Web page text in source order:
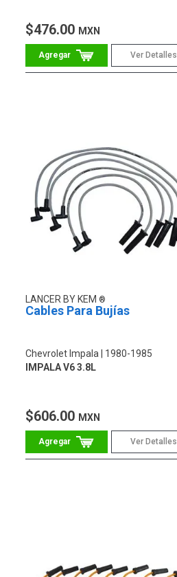
$476.00 MXN
Ver Detalles
LANCER BY KEM
Cables Para Bujías
Chevrolet Impala
1980-1985
IMPALA V6 3.8L
$606.00 MXN
Ver Detalles